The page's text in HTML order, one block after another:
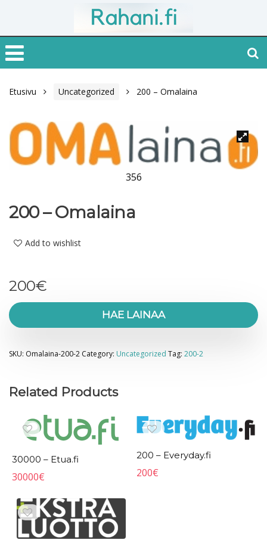
Etusivu Uncategorized 200 – Omalaina
356
200 – Omalaina
Add to wishlist
200€
HAE LAINAA
SKU: Omalaina-200-2 Category: Uncategorized Tag: 200-2
Related Products
30000 – Etua.fi
30000€
200 – Everyday.fi
200€